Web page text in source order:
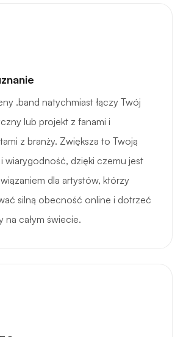
.band natychmiast łączy Twój
lub projekt z fanami i
z branży. Zwiększa to Twoją
wiarygodność, dzięki czemu jest
dla artystów, którzy
silną obecność online i dotrzeć
na całym świecie.